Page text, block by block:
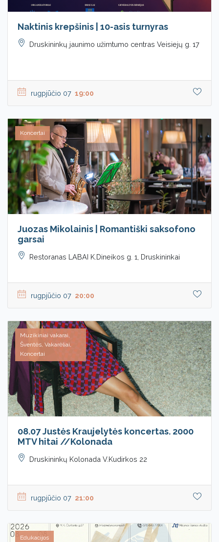
Naktinis krepšinis | 10-asis turnyras
Druskininkų jaunimo užimtumo centras Veisiejų g. 17
rugpjūčio 07 19:00
Koncertai
Juozas Mikolainis | Romantiški saksofono
garsai
Restoranas LABAI K.Dineikos g. 1, Druskininkai
rugpjūčio 07 20:00
Muzikiniai vakarai,
Šventės, Vakarėliai,
Koncertai
08.07 Justės Kraujelytės koncertas. 2000
MTV hitai //Kolonada
Druskininkų Kolonada V.Kudirkos 22
rugpjūčio 07 21:00
Edukacijos